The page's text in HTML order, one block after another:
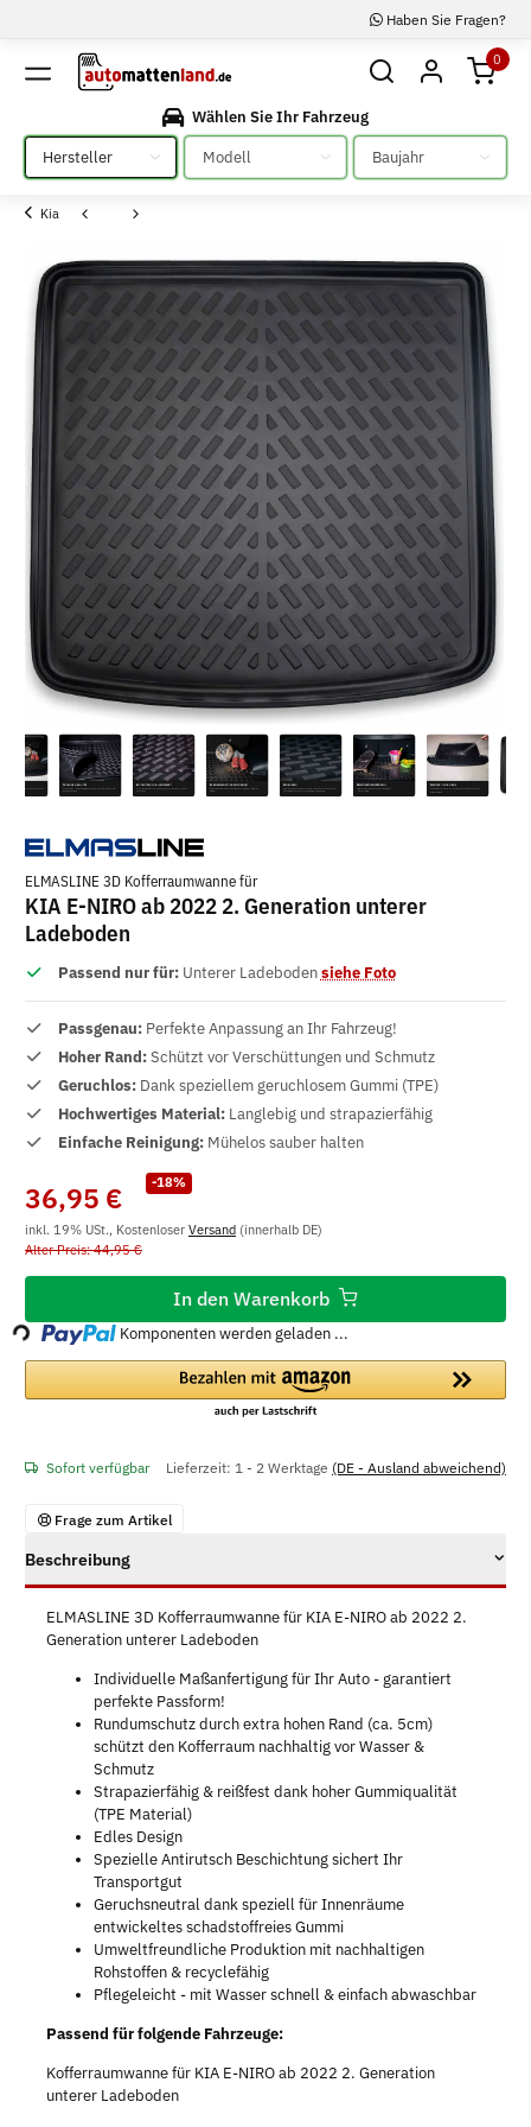
Haben Sie Fragen?
0
Wählen Sie Ihr Fahrzeug
Bitte auswählen
Bitte auswählen Bitte auswählen
Kia
ELMASLINE 3D Kofferraumwanne für
KIA E-NIRO ab 2022 2. Generation unterer
Ladeboden
Passend nur für: Unterer Ladebodensiehe Foto
Passgenau: Perfekte Anpassung an Ihr Fahrzeug!
Hoher Rand:Schützt vor Verschüttungen und Schmutz
Geruchlos: Dank speziellem geruchlosem Gummi (TPE)
Hochwertiges Material: Langlebig und strapazierfähig
Einfache Reinigung: Mühelos sauber halten
-18%
36,95 €
inkl. 19% USt., Kostenloser Versand (innerhalb DE)
Alter Preis: 44,95 €
In den Warenkorb
Loading... Komponenten werden geladen ...
Sofort verfügbar Lieferzeit: 1 - 2 Werktage (DE - Ausland abweichend)
Frage zum Artikel
Beschreibung
ELMASLINE 3D Kofferraumwanne für KIA E-NIRO ab 2022 2.
Generation unterer Ladeboden
Individuelle Maßanfertigung für Ihr Auto - garantiert
perfekte Passform!
Rundumschutz durch extra hohen Rand (ca. 5cm)
schützt den Kofferraum nachhaltig vor Wasser &
Schmutz
Strapazierfähig & reißfest dank hoher Gummiqualität
(TPE Material)
Edles Design
Spezielle Antirutsch Beschichtung sichert Ihr
Transportgut
Geruchsneutral dank speziell für Innenräume
entwickeltes schadstoffreies Gummi
Umweltfreundliche Produktion mit nachhaltigen
Rohstoffen & recyclefähig
Pflegeleicht - mit Wasser schnell & einfach abwaschbar
Passend für folgende Fahrzeuge:
Kofferraumwanne für KIA E-NIRO ab 2022 2. Generation
unterer Ladeboden